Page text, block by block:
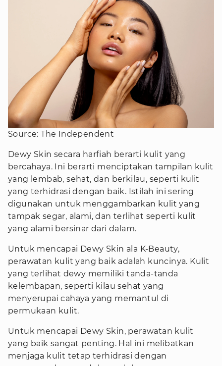
Source: The Independent
Dewy Skin secara harfiah berarti kulit yang
bercahaya. Ini berarti menciptakan tampilan kulit
yang lembab, sehat, dan berkilau, seperti kulit
yang terhidrasi dengan baik. Istilah ini sering
digunakan untuk menggambarkan kulit yang
tampak segar, alami, dan terlihat seperti kulit
yang alami bersinar dari dalam.
Untuk mencapai Dewy Skin ala K-Beauty,
perawatan kulit yang baik adalah kuncinya. Kulit
yang terlihat dewy memiliki tanda-tanda
kelembapan, seperti kilau sehat yang
menyerupai cahaya yang memantul di
permukaan kulit.
Untuk mencapai Dewy Skin, perawatan kulit
yang baik sangat penting. Hal ini melibatkan
menjaga kulit tetap terhidrasi dengan